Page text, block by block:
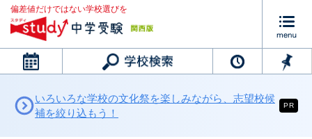
偏差値だけではない学校選びを
カレンダー
いろいろな学校の文化祭を楽しみながら、志望校候
補を絞り込もう！
PR